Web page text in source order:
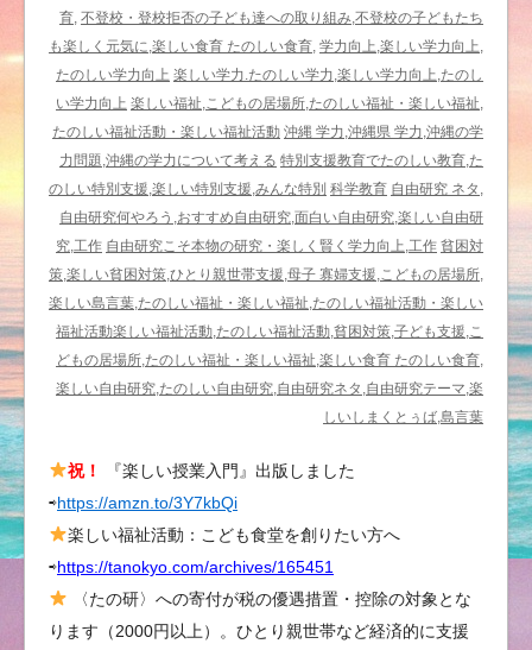
秘
密
２
－
〈見
れ
ど
も
見
え
ず〉
自
然
の
散
歩
し
０
育, 不登校・登校拒否の子ども達への取り組み,不登校の子どもたち
も楽しく元気に,楽しい食育 たのしい食育, 学力向上,楽しい学力向上,
たのしい学力向上 楽しい学力.たのしい学力,楽しい学力向上,たのし
い学力向上 楽しい福祉,こどもの居場所,たのしい福祉・楽しい福祉,
たのしい福祉活動・楽しい福祉活動 沖縄 学力,沖縄県 学力,沖縄の学
力問題,沖縄の学力について考える 特別支援教育でたのしい教育,た
のしい特別支援,楽しい特別支援,みんな特別 科学教育 自由研究 ネタ,
自由研究何やろう,おすすめ自由研究,面白い自由研究,楽しい自由研
究,工作 自由研究こそ本物の研究・楽しく賢く学力向上,工作 貧困対
策,楽しい貧困対策,ひとり親世帯支援,母子 寡婦支援,こどもの居場所,
楽しい島言葉,たのしい福祉・楽しい福祉,たのしい福祉活動・楽しい
福祉活動楽しい福祉活動,たのしい福祉活動,貧困対策,子ども支援,こ
どもの居場所,たのしい福祉・楽しい福祉,楽しい食育 たのしい食育,
楽しい自由研究,たのしい自由研究,自由研究ネタ,自由研究テーマ,楽
しいしまくとぅば,島言葉
祝！
『楽しい授業入門』出版しました
⇨https://amzn.to/3Y7kbQi
楽しい福祉活動：こども食堂を創りたい方へ
⇨https://tanokyo.com/archives/165451
〈たの研〉への寄付が税の優遇措置・控除の対象とな
ります（2000円以上）。ひとり親世帯など経済的に支援